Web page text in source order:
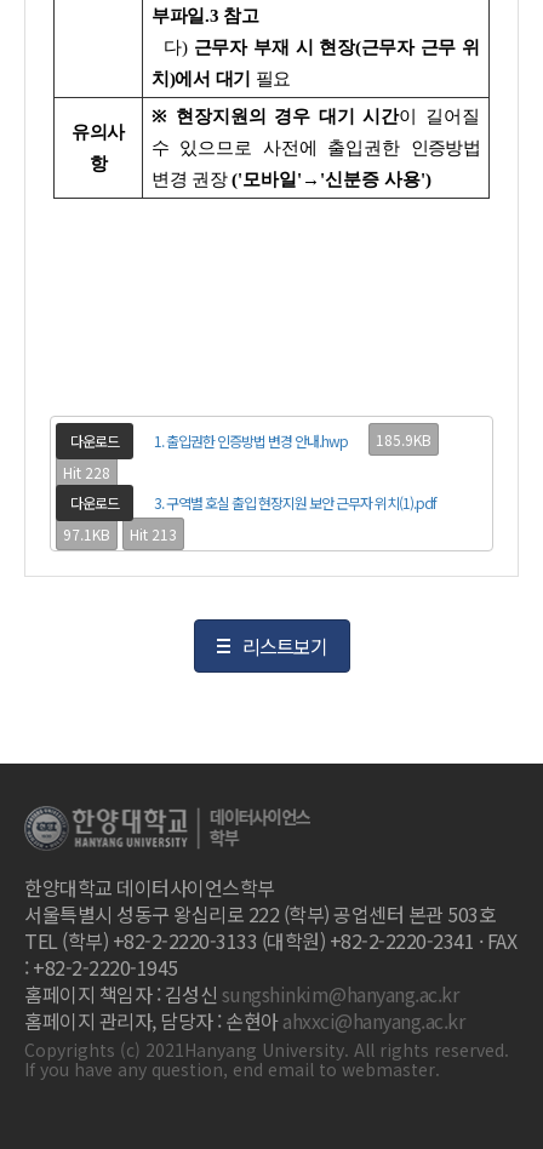
부파일.3 참고
다) 근무자 부재 시 현장(근무자 근무 위
치)에서 대기
필요
유의사
항
※ 현장지원의 경우 대기 시간이 길어질
수 있으므로 사전에 출입권한 인증방법
변경 권장('모바일'→'신분증 사용')
다운로드 1. 출입권한 인증방법 변경 안내.hwp
185.9KB
Hit 228
다운로드
3. 구역별 호실 출입 현장지원 보안 근무자 위치(1).pdf
97.1KB
Hit 213
리스트보기
한양대학교 데이터사이언스학부
서울특별시 성동구 왕십리로 222 (학부) 공업센터 본관 503호
TEL (학부) +82-2-2220-3133 (대학원) +82-2-2220-2341 · FAX
: +82-2-2220-1945
홈페이지 책임자 : 김성신 sungshinkim@hanyang.ac.kr
홈페이지 관리자, 담당자 : 손현아ahxxci@hanyang.ac.kr
Copyrights (c) 2021Hanyang University. All rights reserved.
If you have any question, end email to webmaster.